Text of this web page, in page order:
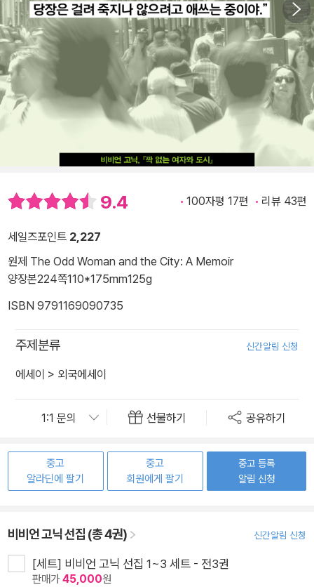
9.4 100자평 17편 리뷰 43편
세일즈포인트 2,227
원제 The Odd Woman and the City: A Memoir
양장본224쪽110*175mm125g
ISBN 9791169090735
주제분류 신간알림 신청
에세이 > 외국에세이
선물하기 공유하기
중고
알라딘에 팔기
중고
회원에게 팔기
중고 등록
알림 신청
비비언 고닉 선집 (총 4권) 신간알림 신청
[세트] 비비언 고닉 선집 1~3 세트 - 전3권
판매가45,000원